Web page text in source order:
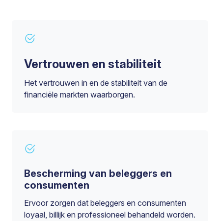
Vertrouwen en stabiliteit
Het vertrouwen in en de stabiliteit van de
financiële markten waarborgen.
Bescherming van beleggers en
consumenten
Ervoor zorgen dat beleggers en consumenten
loyaal, billijk en professioneel behandeld worden.